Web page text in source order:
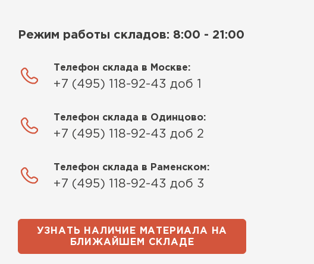
Режим работы складов: 8:00 - 21:00
Телефон склада в Москве:
+7 (495) 118-92-43 доб 1
Телефон склада в Одинцово:
+7 (495) 118-92-43 доб 2
Телефон склада в Раменском:
+7 (495) 118-92-43 доб 3
УЗНАТЬ НАЛИЧИЕ МАТЕРИАЛА НА
БЛИЖАЙШЕМ СКЛАДЕ